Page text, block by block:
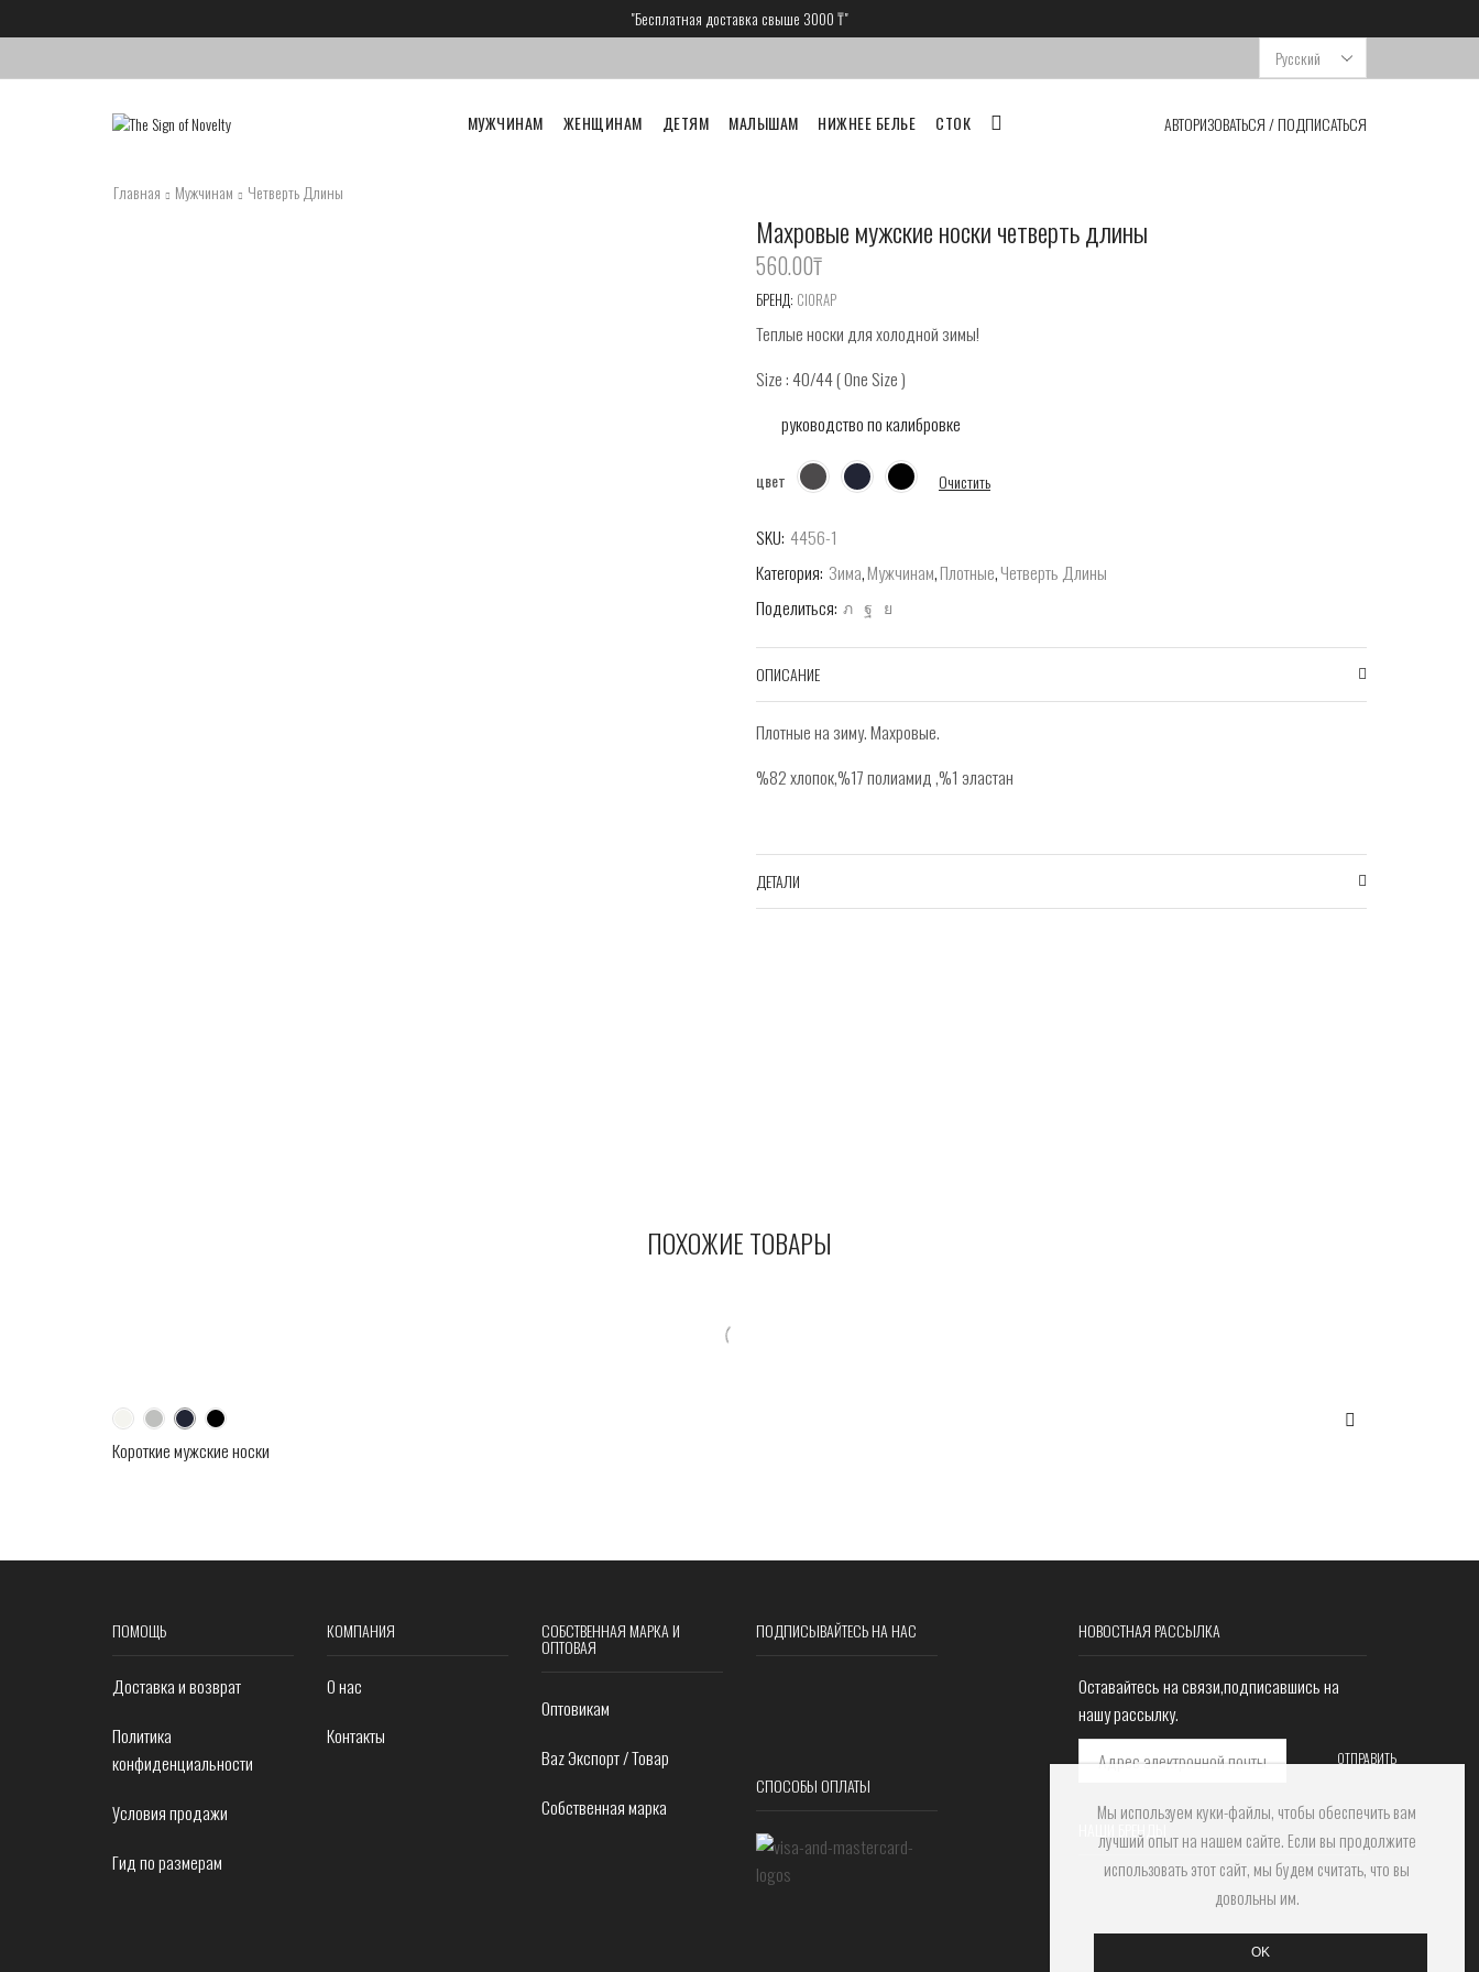
Мы используем куки-файлы, чтобы обеспечить вам
лучший опыт на нашем сайте. Если вы продолжите
использовать этот сайт, мы будем считать, что вы
довольны им.
OK
"Бесплатная доставка свыше 3000 ₸"
Выбрать
язык
МУЖЧИНАМ ЖЕНЩИНАМ ДЕТЯМ МАЛЫШАМ НИЖНЕЕ БЕЛЬЕ СТОК АВТОРИЗОВАТЬСЯ / ПОДПИСАТЬСЯ
Главная Мужчинам Четверть Длины
Махровые мужские носки четверть длины
560.00‎₸
БРЕНД: CIORAP
Теплые носки для холодной зимы!
Size : 40/44 ( One Size )
руководство по калибровке
цвет Очистить
SKU: 4456-1
Категория: Зима,Мужчинам,Плотные,Четверть Длины
Поделиться:
ОПИСАНИЕ
Плотные на зиму. Махровые.
%82 хлопок,%17 полиамид ,%1 эластан
ДЕТАЛИ
ПОХОЖИЕ ТОВАРЫ
Короткие мужские носки
ПОМОЩЬ
Доставка и возврат
Политика
конфиденциальности
Условия продажи
Гид по размерам
КОМПАНИЯ
О нас
Контакты
СОБСТВЕННАЯ МАРКА И
ОПТОВАЯ
Оптовикам
Baz Экспорт / Товар
Собственная марка
ПОДПИСЫВАЙТЕСЬ НА НАС
СПОСОБЫ ОПЛАТЫ
НОВОСТНАЯ РАССЫЛКА
Оставайтесь на связи,подписавшись на
нашу рассылку.
НАШИ БРЕНДЫ